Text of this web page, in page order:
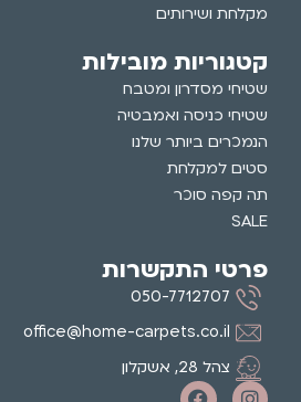
מקלחת ושירותים
קטגוריות מובילות
שטיחי מסדרון ומטבח
שטיחי כניסה ואמבטיה
הנמכרים ביותר שלנו
סטים למקלחת
תה קפה סוכר
SALE
פרטי התקשרות
050-7712707
office@home-carpets.co.il
צהל 28, אשקלון